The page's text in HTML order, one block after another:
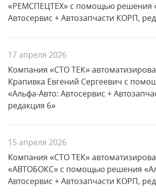
«РЕМСПЕЦТЕХ» с помощью решения
Автосервис + Автозапчасти КОРП,
17 апреля 2026
Компания «СТО ТЕК»
Крапивка Евгений Сергеевич с
«Альфа-Авто: Автосервис +
редакция 6»
15 апреля 2026
Компания «СТО ТЕК»
«АВТОБОКС» с помощью решения
Автосервис + Автозапчасти КОРП,